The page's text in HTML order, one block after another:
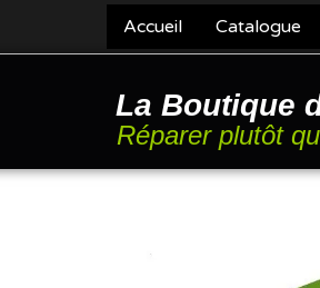
Accueil Catalogue
La Boutique
Réparer plutôt